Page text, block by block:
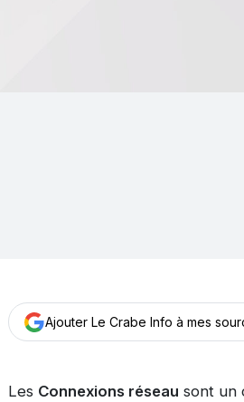
Ajouter Le Crabe Info à mes
Les Connexions réseau sont un